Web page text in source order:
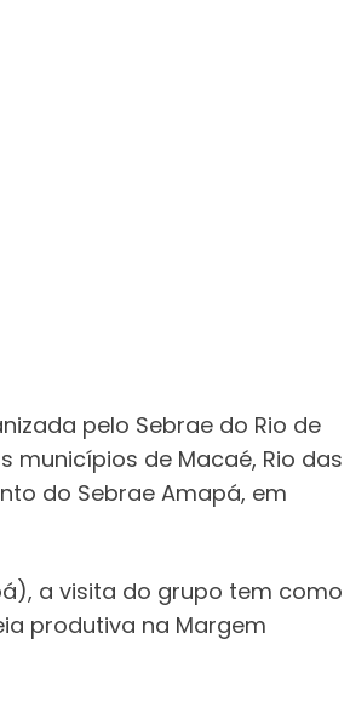
pelo Sebrae do Rio de
de Macaé, Rio das
do Sebrae Amapá, em
a visita do grupo tem como
produtiva na Margem